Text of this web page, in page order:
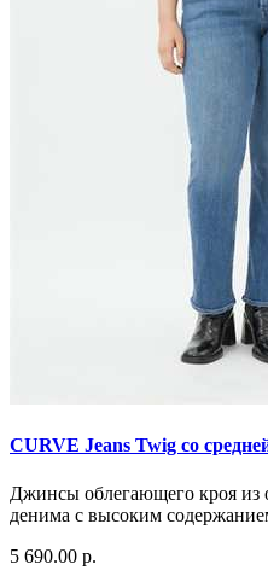
CURVE Jeans Twig со
Джинсы облегающего кроя из
денима с высоким
5 690.00 р.